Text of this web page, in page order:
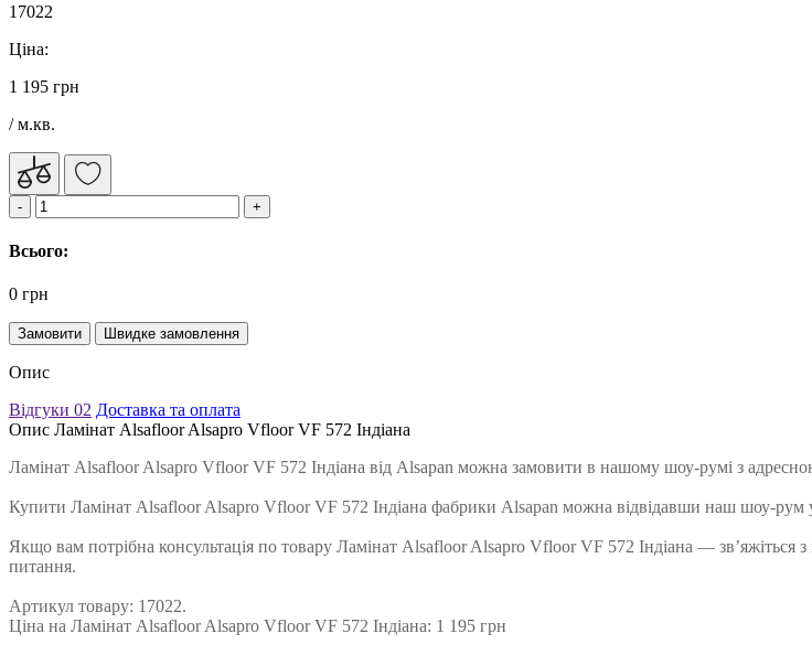
17022
Ціна:
1 195 грн
/ м.кв.
Всього:
0 грн
Замовити Швидке замовлення
Опис
Відгуки 02 Доставка та оплата
Опис Ламінат Alsafloor Alsapro Vfloor VF 572 Індіана
Ламінат Alsafloor Alsapro Vfloor VF 572 Індіана від Alsapan можна замовити в нашому шоу-румі з
Купити Ламінат Alsafloor Alsapro Vfloor VF 572 Індіана фабрики Alsapan можна відвідавши наш шоу-рум
Якщо вам потрібна консультація по товару Ламінат Alsafloor Alsapro Vfloor VF 572 Індіана — зв’яжіться
питання.
Артикул товару: 17022.
Ціна на Ламінат Alsafloor Alsapro Vfloor VF 572 Індіана: 1 195 грн